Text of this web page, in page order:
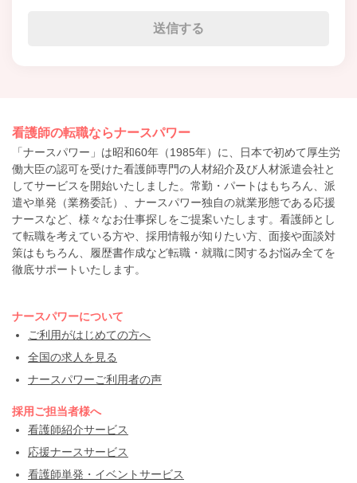
看護師の転職ならナースパワー
「ナースパワー」は昭和60年（1985年）に、日本で初めて厚生労
働大臣の認可を受けた看護師専門の人材紹介及び人材派遣会社と
してサービスを開始いたしました。常勤・パートはもちろん、派
遣や単発（業務委託）、ナースパワー独自の就業形態である応援
ナースなど、様々なお仕事探しをご提案いたします。看護師とし
て転職を考えている方や、採用情報が知りたい方、面接や面談対
策はもちろん、履歴書作成など転職・就職に関するお悩み全てを
徹底サポートいたします。
ナースパワーについて
ご利用がはじめての方へ
全国の求人を見る
ナースパワーご利用者の声
採用ご担当者様へ
看護師紹介サービス
応援ナースサービス
看護師単発・イベントサービス